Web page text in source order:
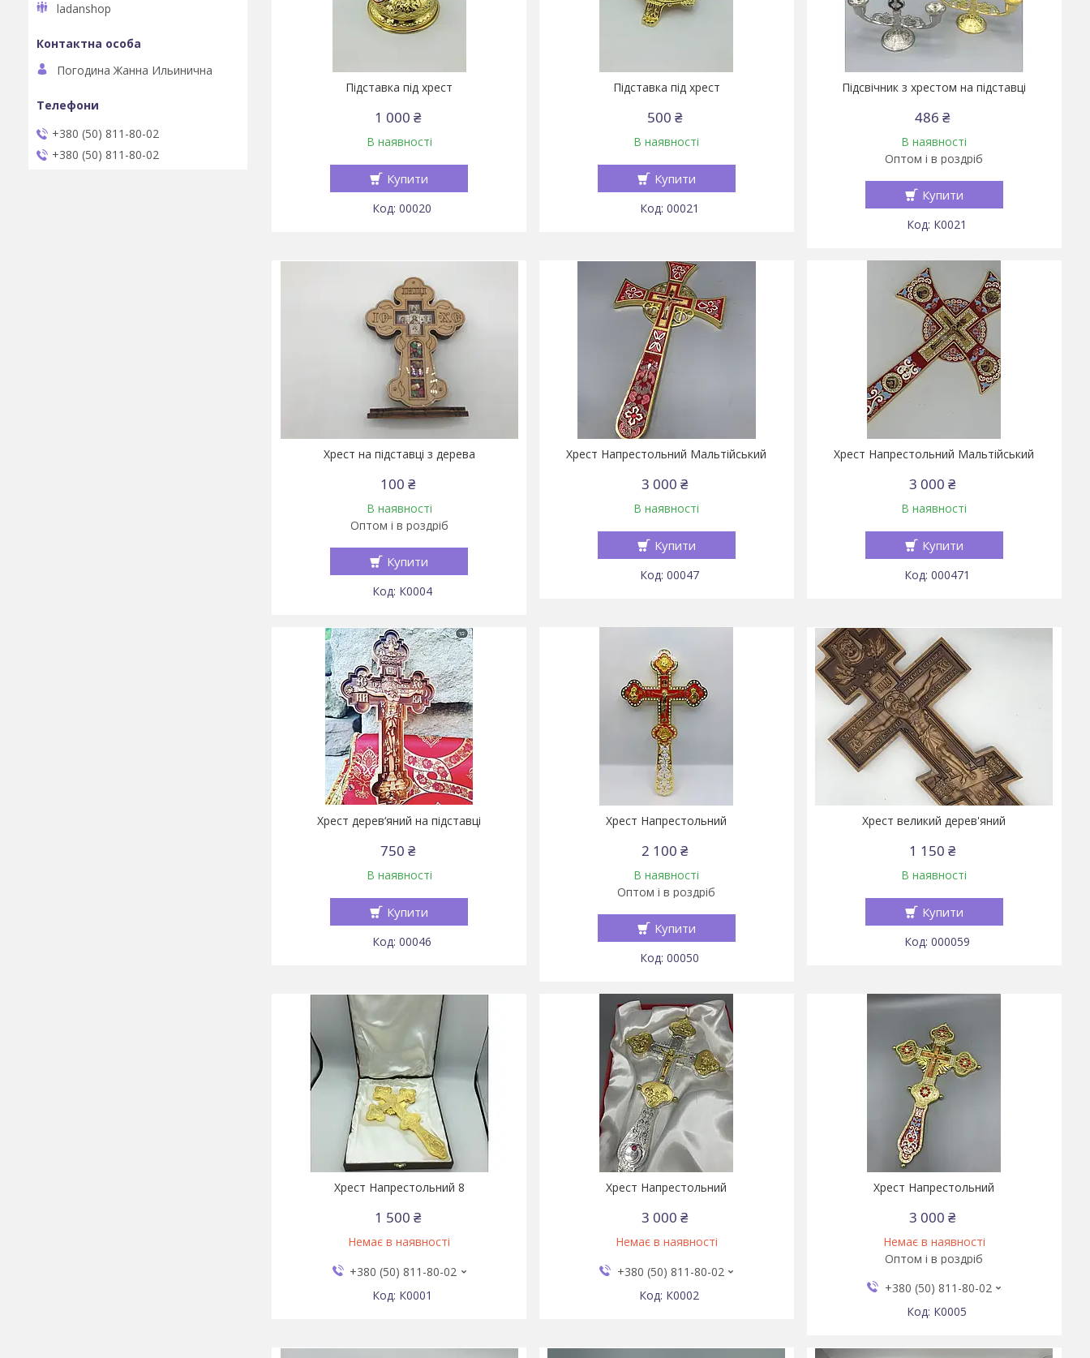
Підставка під хрест
1 000 ₴
В наявності
Купити
00020
Підставка під хрест
500 ₴
В наявності
Купити
00021
Підсвічник з хрестом на підставці
486 ₴
В наявності
Оптом і в роздріб
Купити
К0021
Хрест на підставці з дерева
100 ₴
В наявності
Оптом і в роздріб
Купити
К0004
Хрест Напрестольний Мальтійський
3 000 ₴
В наявності
Купити
00047
Хрест Напрестольний Мальтійський
3 000 ₴
В наявності
Купити
000471
Хрест дерев‘яний на підставці
750 ₴
В наявності
Купити
00046
Хрест Напрестольний
2 100 ₴
В наявності
Оптом і в роздріб
Купити
00050
Хрест великий дерев'яний
1 150 ₴
В наявності
Купити
000059
Хрест Напрестольний 8
1 500 ₴
Немає в наявності
+380 (50) 811-80-02
К0001
Хрест Напрестольний
3 000 ₴
Немає в наявності
+380 (50) 811-80-02
К0002
Хрест Напрестольний
3 000 ₴
Немає в наявності
Оптом і в роздріб
+380 (50) 811-80-02
К0005
ladanshop
Погодина Жанна Ильинична
+380 (50) 811-80-02
+380 (50) 811-80-02